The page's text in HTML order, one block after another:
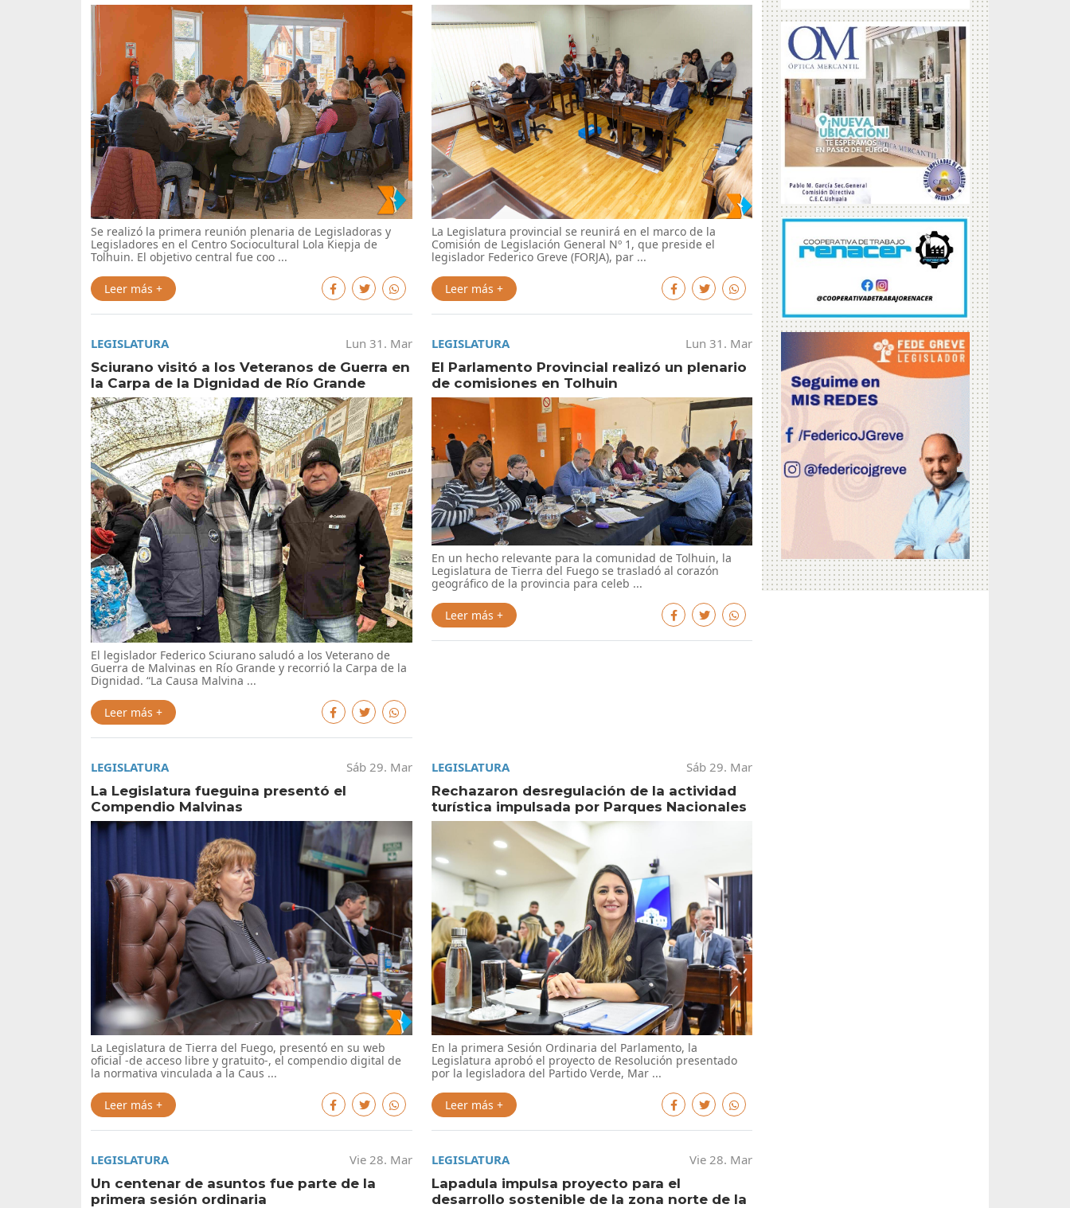
Se realizó la primera reunión plenaria de Legisladoras y
Legisladores en el Centro Sociocultural Lola Kiepja de
Tolhuin. El objetivo central fue coo ...
Leer más +
La Legislatura provincial se reunirá en el marco de la
Comisión de Legislación General Nº 1, que preside el
legislador Federico Greve (FORJA), par ...
Leer más +
LEGISLATURA
Lun 31. Mar
Sciurano visitó a los Veteranos de Guerra en
la Carpa de la Dignidad de Río Grande
El legislador Federico Sciurano saludó a los Veterano de
Guerra de Malvinas en Río Grande y recorrió la Carpa de la
Dignidad. “La Causa Malvina ...
Leer más +
LEGISLATURA
Lun 31. Mar
El Parlamento Provincial realizó un plenario
de comisiones en Tolhuin
En un hecho relevante para la comunidad de Tolhuin, la
Legislatura de Tierra del Fuego se trasladó al corazón
geográfico de la provincia para celeb ...
Leer más +
LEGISLATURA
Sáb 29. Mar
La Legislatura fueguina presentó el
Compendio Malvinas
La Legislatura de Tierra del Fuego, presentó en su web
oficial -de acceso libre y gratuito-, el compendio digital de
la normativa vinculada a la Caus ...
Leer más +
LEGISLATURA
Sáb 29. Mar
Rechazaron desregulación de la actividad
turística impulsada por Parques Nacionales
En la primera Sesión Ordinaria del Parlamento, la
Legislatura aprobó el proyecto de Resolución presentado
por la legisladora del Partido Verde, Mar ...
Leer más +
LEGISLATURA
Vie 28. Mar
Un centenar de asuntos fue parte de la
primera sesión ordinaria
LEGISLATURA
Vie 28. Mar
Lapadula impulsa proyecto para el
desarrollo sostenible de la zona norte de la